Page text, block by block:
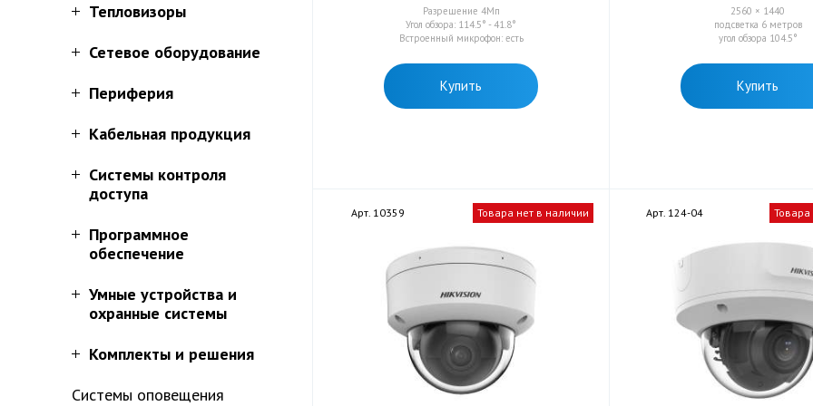
Тепловизоры
Сетевое оборудование
Периферия
Кабельная продукция
Системы контроля
доступа
Программное
обеспечение
Умные устройства и
охранные системы
Комплекты и решения
Системы оповещения
Разрешение 4Мп
Угол обзора: 114.5° - 41.8°
Встроенный микрофон: есть
Купить
2560 × 1440
подсветка 6 метров
угол обзора 104.5°
Купить
Арт. 10359 Товара нет в наличии Арт. 124-04